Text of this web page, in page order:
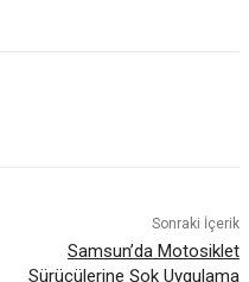
Sonraki İçerik
Samsun’da Motosiklet
Sürücülerine Şok Uygulama